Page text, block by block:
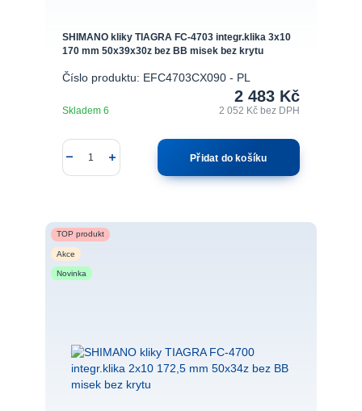
SHIMANO kliky TIAGRA FC-4703 integr.klika 3x10
170 mm 50x39x30z bez BB misek bez krytu
Číslo produktu: EFC4703CX090 - PL
2 483 Kč
2 052 Kč bez DPH
Skladem 6
Přidat do košíku
TOP produkt
Akce
Novinka